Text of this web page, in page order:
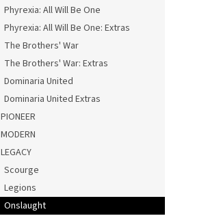
Phyrexia: All Will Be One
Phyrexia: All Will Be One: Extras
The Brothers' War
The Brothers' War: Extras
Dominaria United
Dominaria United Extras
PIONEER
MODERN
LEGACY
Scourge
Legions
Onslaught